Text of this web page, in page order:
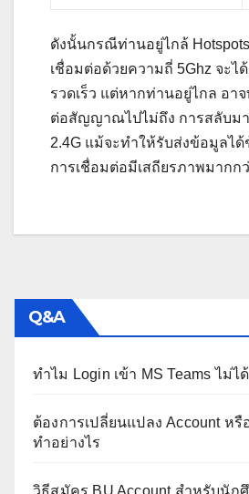
ดังนั้นกรณีท่านอยู่ไกล้
เชื่อมต่อด้วยความถี่ 5Ghz จะไ
รวดเร็ว แต่หากท่านอยู่ไกล อา
ต่อสัญญาณไปไม่ถึง การสลับม
2.4G แม้จะทำให้รับส่งข้อมูลไ
การเชื่อมต่อมีเสถียรภาพมากก
Q&A
ทำไม Login เข้า MS Teams ไม่ได้
ต้องการเปลี่ยนแปลง Account ห
ทำอย่างไร